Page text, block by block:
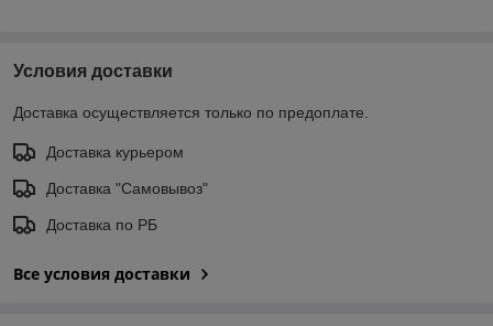
Условия доставки
Доставка осуществляется только по предоплате.
Доставка курьером
Доставка "Самовывоз"
Доставка по РБ
Все условия доставки